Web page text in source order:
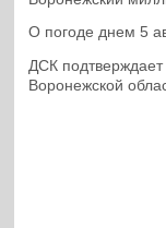
О погоде днем 5
ДСК
Воронежской